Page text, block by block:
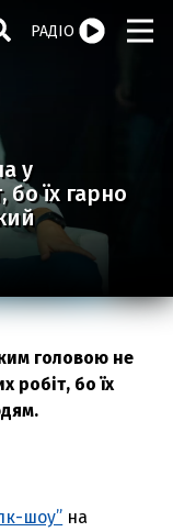
РАДІО
у
бо їх гарно
головою не
робіт, бо їх
шоу” на